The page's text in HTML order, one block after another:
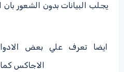
يجلب البيانات بدون الشعور
ايضا تعرف علي بعض
الاجاكس